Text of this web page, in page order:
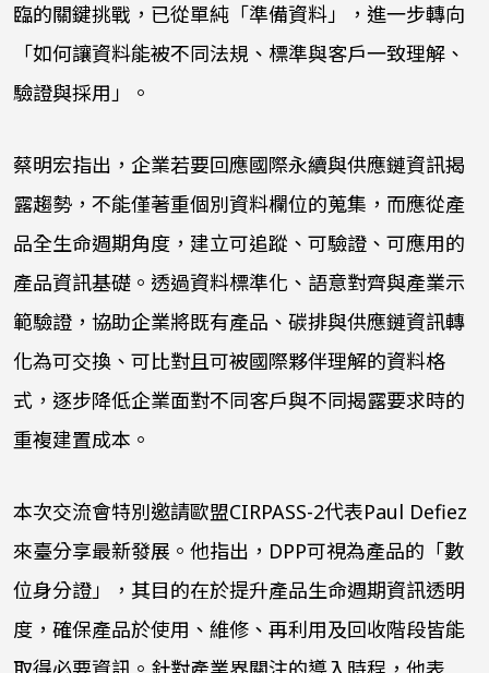
臨的關鍵挑戰，已從單純「準備資料」，進一步轉向
「如何讓資料能被不同法規、標準與客戶一致理解、
驗證與採用」。
蔡明宏指出，企業若要回應國際永續與供應鏈資訊揭
露趨勢，不能僅著重個別資料欄位的蒐集，而應從產
品全生命週期角度，建立可追蹤、可驗證、可應用的
產品資訊基礎。透過資料標準化、語意對齊與產業示
範驗證，協助企業將既有產品、碳排與供應鏈資訊轉
化為可交換、可比對且可被國際夥伴理解的資料格
式，逐步降低企業面對不同客戶與不同揭露要求時的
重複建置成本。
本次交流會特別邀請歐盟CIRPASS-2代表Paul Defiez
來臺分享最新發展。他指出，DPP可視為產品的「數
位身分證」，其目的在於提升產品生命週期資訊透明
度，確保產品於使用、維修、再利用及回收階段皆能